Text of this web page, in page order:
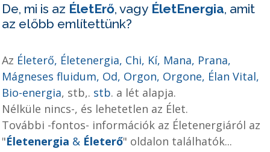
De, mi is az ÉletErő, vagy ÉletEnergia, amit
az előbb említettünk?
Az Életerő, Életenergia, Chi, Kí, Mana, Prana,
Mágneses fluidum, Od, Orgon, Orgone, Élan Vital,
Bio-energia, stb,. stb. a lét alapja.
Nélküle nincs-, és lehetetlen az Élet.
További -fontos- információk az Életenergiáról az
"Életenergia & Életerő" oldalon találhatók...